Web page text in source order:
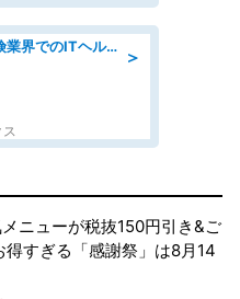
＞
ヘルプデスク/外資系保険業界でのITヘルプデスク業務/駅近/即日勤務可/ヘルプデスク
メニューが税抜150円引き&ご
得すぎる「感謝祭」は8月14